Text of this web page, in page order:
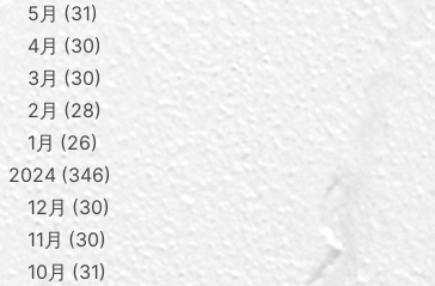
5月
31
4月
30
3月
30
2月
28
1月
26
2024 346
12月
30
11月
30
10月
31